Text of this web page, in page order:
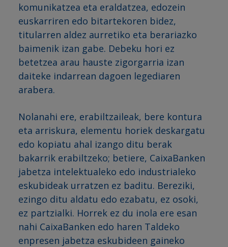
komunikatzea eta eraldatzea, edozein
euskarriren edo bitartekoren bidez,
titularren aldez aurretiko eta berariazko
baimenik izan gabe. Debeku hori ez
betetzea arau hauste zigorgarria izan
daiteke indarrean dagoen legediaren
arabera.
Nolanahi ere, erabiltzaileak, bere kontura
eta arriskura, elementu horiek deskargatu
edo kopiatu ahal izango ditu berak
bakarrik erabiltzeko; betiere, CaixaBanken
jabetza intelektualeko edo industrialeko
eskubideak urratzen ez baditu. Bereziki,
ezingo ditu aldatu edo ezabatu, ez osoki,
ez partzialki. Horrek ez du inola ere esan
nahi CaixaBanken edo haren Taldeko
enpresen jabetza eskubideen gaineko